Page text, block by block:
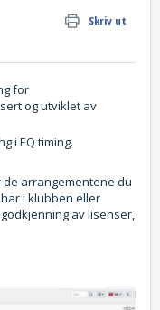
Skriv ut
for
og utviklet av
i EQ timing.
arrangementene du
i klubben eller
av lisenser,